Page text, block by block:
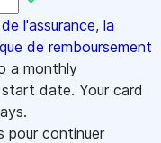
l'assurance, la
de remboursement
a monthly
date. Your card
pour continuer